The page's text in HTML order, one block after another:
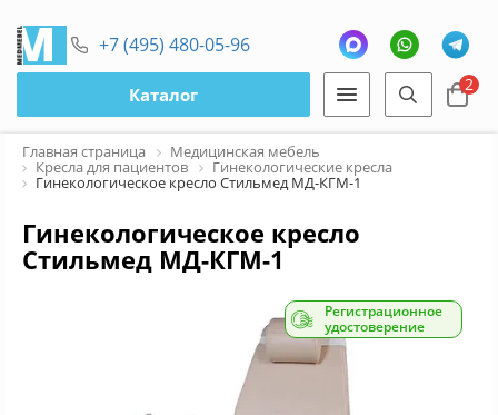
+7 (495) 480-05-96
Каталог 2
Главная страница Медицинская мебель
Кресла для пациентов Гинекологические кресла
Гинекологическое кресло Стильмед МД-КГМ-1
Гинекологическое кресло
Стильмед МД-КГМ-1
Регистрационное
удостоверение